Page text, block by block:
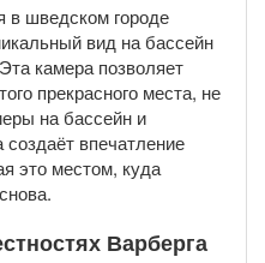
в шведском городе
вид на бассейн
камера позволяет
прекрасного места, не
на бассейн и
впечатление
это местом, куда
Варберга